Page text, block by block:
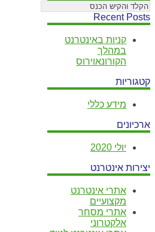
Recent Posts
קניות באינטרנט
במהלך
הקורונאוירוס
קטגוריות
מידע כללי
ארכיונים
יולי 2020
יצירות אינטרנט
אתרי אינטרנט
מקצועיים
אתרי מסחר
אלקטרוני